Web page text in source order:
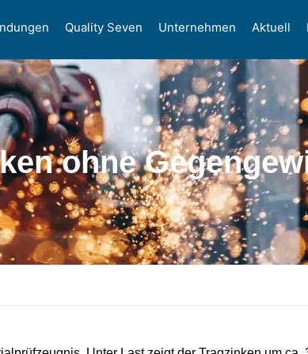
Quality Seven Unternehmen Aktuell
ohne